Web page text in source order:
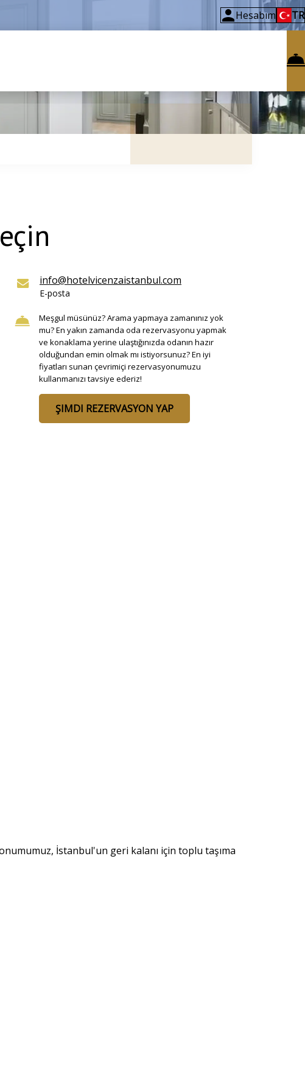
Hesabım TR
info@hotelvicenzaistanbul.com
E-posta
Meşgul müsünüz? Arama yapmaya zamanınız yok
mu? En yakın zamanda oda rezervasyonu yapmak
ve konaklama yerine ulaştığınızda odanın hazır
olduğundan emin olmak mı istiyorsunuz? En iyi
fiyatları sunan çevrimiçi rezervasyonumuzu
kullanmanızı tavsiye ederiz!
ŞIMDI REZERVASYON YAP
İstanbul'un geri kalanı için toplu taşıma